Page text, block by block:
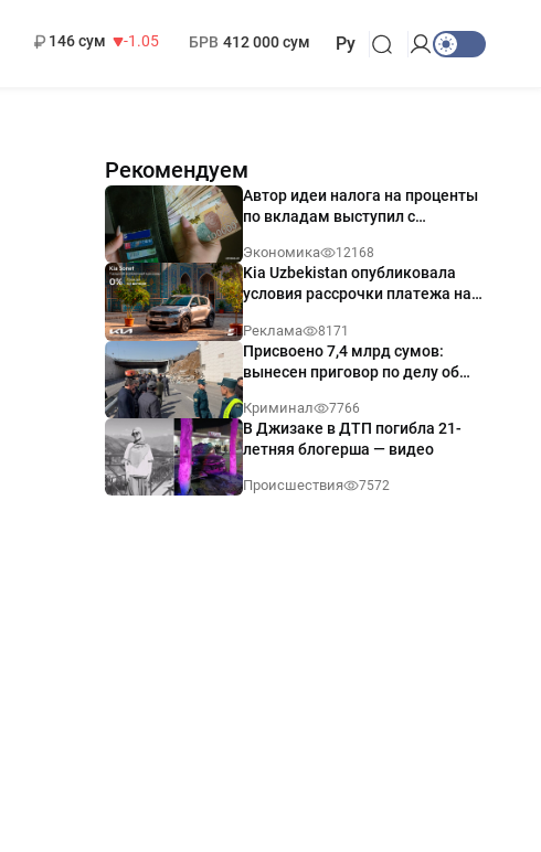
146 сум
-1.05
БРВ 412 000 сум Ру
Рекомендуем
Автор идеи налога на проценты
по вкладам выступил с
Экономика 12168
Kia Uzbekistan опубликовала
условия рассрочки платежа на
годовых
Реклама 8171
Присвоено 7,4 млрд сумов:
вынесен приговор по делу об
Ташкенте
Криминал 7766
В Джизаке в ДТП погибла 21-
летняя блогерша — видео
Происшествия 7572